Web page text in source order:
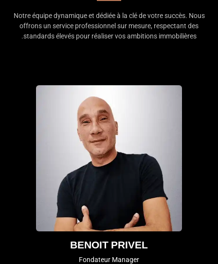
Notre équipe dynamique et dédiée à la clé de votre succès. Nous
offrons un service professionnel sur mesure, respectant des
standards élevés pour réaliser vos ambitions immobilières.
BENOIT PRIVEL
Fondateur Manager